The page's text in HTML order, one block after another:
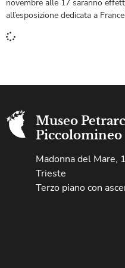
novembre alle 17 saranno
all’esposizione dedicata a
Museo
Piccolomineo
Madonna del Mare,
Trieste
Terzo piano con